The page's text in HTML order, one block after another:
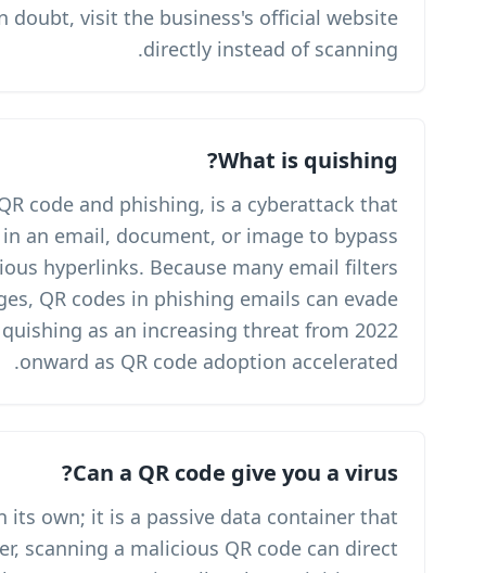
domain are warning signs. When in
Quishing, a portmanteau of QR
embeds a malicious QR code in an
security filters that scan for suspicious
parse text more reliably than images,
detection. The FBI IC3 flagged
A QR code cannot execute code on its
encodes a URL or text string. However,